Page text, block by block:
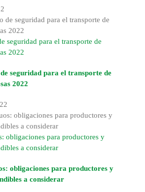
seguridad para el transporte de
2022
seguridad para el transporte de
2022
obligaciones para productores y
a considerar
obligaciones para productores y
a considerar